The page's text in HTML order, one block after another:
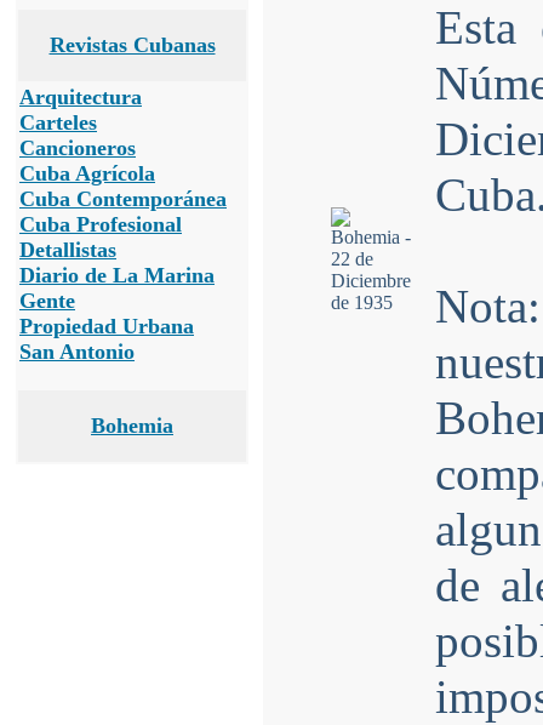
Revistas Cubanas
Arquitectura
Carteles
Cancioneros
Cuba Agrícola
Cuba Contemporánea
Cuba Profesional
Detallistas
Diario de La Marina
Gente
Propiedad Urbana
San Antonio
Bohemia
de